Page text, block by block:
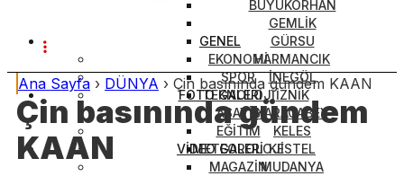
BÜYÜKORHAN
GEMLİK
GÜRSU
HARMANCIK
İNEGÖL
İZNİK
KARACABEY
KELES
KESTEL
MUDANYA
GENEL
EKONOMİ
SPOR
TEKNOLOJİ
ASAYİŞ
EĞİTİM
METEOROLOJİ
MAGAZİN
FOTO GALERİ
VİDEO GALERİ
Ana Sayfa › DÜNYA › Çin basınında gündem KAAN
Çin basınında gündem
KAAN